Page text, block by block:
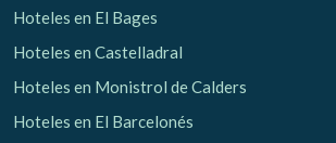
Hoteles en El Bages
Hoteles en Castelladral
Hoteles en Monistrol de Calders
Hoteles en El Barcelonés